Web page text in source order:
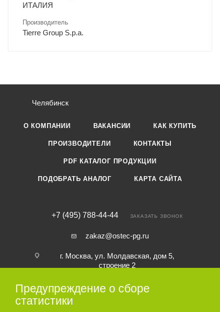
ИТАЛИЯ
Производитель
Tierre Group S.p.a.
Челябинск
О КОМПАНИИ ВАКАНСИИ КАК КУПИТЬ
ПРОИЗВОДИТЕЛИ КОНТАКТЫ
PDF КАТАЛОГ ПРОДУКЦИИ
ПОДОБРАТЬ АНАЛОГ КАРТА САЙТА
+7 (495) 788-44-44 ЗАКАЗАТЬ ЗВОНОК
zakaz@ostec-pg.ru
г. Москва, ул. Молдавская, дом 5,
строение 2
ПОДПИСАТЬСЯ НА РАССЫЛКУ
Предупреждение о сборе
статистики